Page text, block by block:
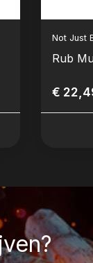
Not Just
Rub
€